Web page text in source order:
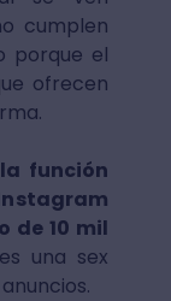
cumplen
porque el
ofrecen
función
de 10 mil
una sex